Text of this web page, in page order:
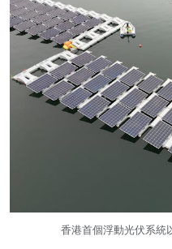
香港首個浮動光伏系統